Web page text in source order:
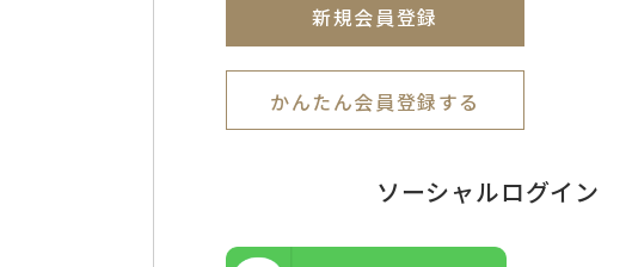
新規会員登録
かんたん会員登録する
ソーシャルログイン